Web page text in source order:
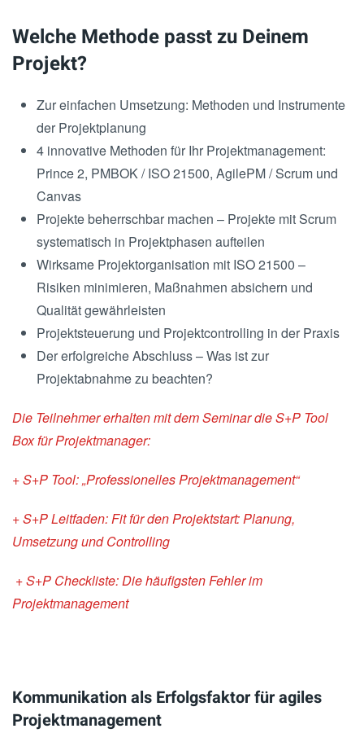
Welche Methode passt zu Deinem
Projekt?
Zur einfachen Umsetzung: Methoden und Instrumente
der Projektplanung
4 innovative Methoden für Ihr Projektmanagement:
Prince 2, PMBOK / ISO 21500, AgilePM / Scrum und
Canvas
Projekte beherrschbar machen – Projekte mit Scrum
systematisch in Projektphasen aufteilen
Wirksame Projektorganisation mit ISO 21500 –
Risiken minimieren, Maßnahmen absichern und
Qualität gewährleisten
Projektsteuerung und Projektcontrolling in der Praxis
Der erfolgreiche Abschluss – Was ist zur
Projektabnahme zu beachten?
Die Teilnehmer erhalten mit dem Seminar die S+P Tool
Box für Projektmanager:
+ S+P Tool: „Professionelles Projektmanagement“
+ S+P Leitfaden: Fit für den Projektstart: Planung,
Umsetzung und Controlling
+ S+P Checkliste: Die häufigsten Fehler im
Projektmanagement
Kommunikation als Erfolgsfaktor für agiles
Projektmanagement